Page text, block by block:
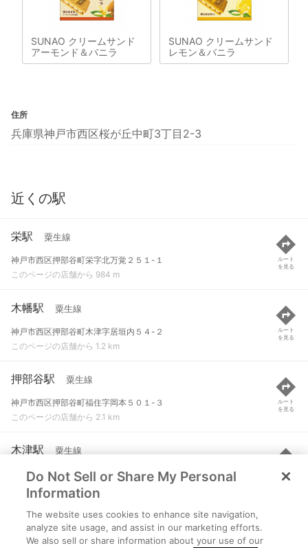
SUNAO クリームサンド
アーモンド＆バニラ
SUNAO クリームサンド
レモン＆バニラ
住所
兵庫県神戸市西区桜が丘中町3丁目2-3
近くの駅
栄駅 粟生線
神戸市西区押部谷町栄字北万覚２５１-１
このページの店舗から 984 m
ルート
を見る
木幡駅 粟生線
神戸市西区押部谷町木津字居垣内５４-２
このページの店舗から 1.2 km
ルート
を見る
押部谷駅 粟生線
神戸市西区押部谷町福住字岡本５０１-３
このページの店舗から 2.1 km
ルート
を見る
木津駅 粟生線
神戸市西区押部谷町木津字勝田９６４-３
このページの店舗から 2.7 km
ルート
を見る
緑が丘駅 粟生線
三木市志染町広野字大廻西乙５８２-１４
Do Not Sell or Share My Personal
Information
The website uses cookies to enhance site navigation,
analyze site usage, and assist in our marketing efforts.
We also sell or share information about your use of our